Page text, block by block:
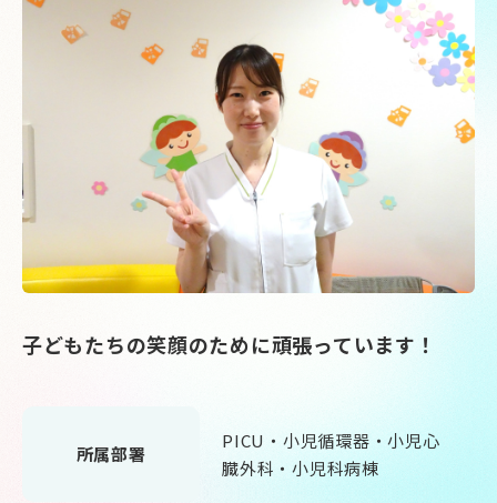
子どもたちの笑顔のために頑張っています！
所属部署
PICU・小児循環器・小児心
臓外科・小児科病棟